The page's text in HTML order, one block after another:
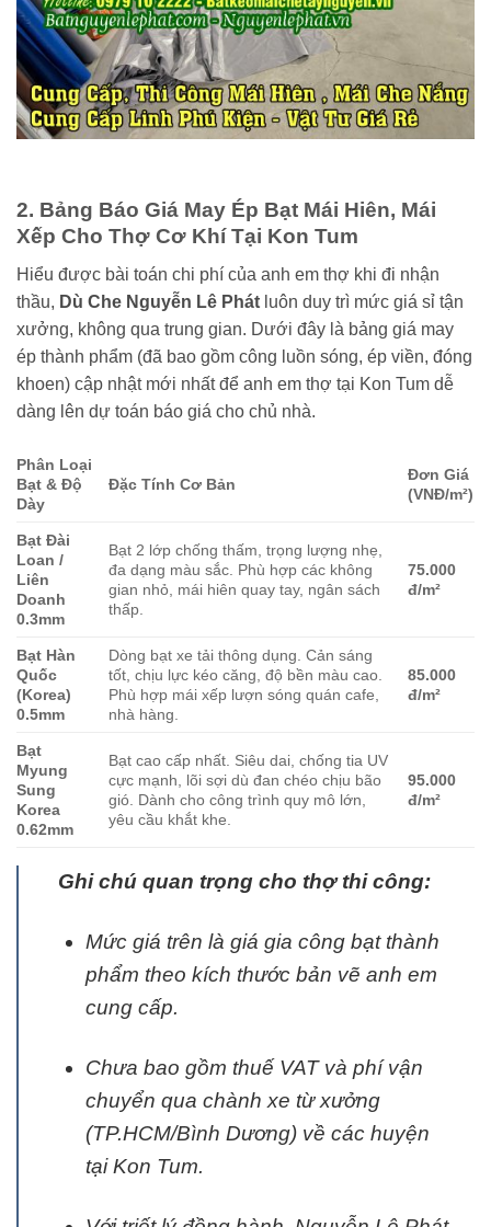
2. Bảng Báo Giá May Ép Bạt Mái Hiên, Mái
Xếp Cho Thợ Cơ Khí Tại Kon Tum
Hiểu được bài toán chi phí của anh em thợ khi đi nhận
thầu, Dù Che Nguyễn Lê Phát luôn duy trì mức giá sỉ tận
xưởng, không qua trung gian. Dưới đây là bảng giá may
ép thành phẩm (đã bao gồm công luồn sóng, ép viền, đóng
khoen) cập nhật mới nhất để anh em thợ tại Kon Tum dễ
dàng lên dự toán báo giá cho chủ nhà.
Phân Loại
Bạt & Độ
Dày
Đặc Tính Cơ Bản
Đơn Giá
(VNĐ/m²)
Bạt Đài
Loan /
Liên
Doanh
0.3mm
Bạt 2 lớp chống thấm, trọng lượng nhẹ,
đa dạng màu sắc. Phù hợp các không
gian nhỏ, mái hiên quay tay, ngân sách
thấp.
75.000
đ/m²
Bạt Hàn
Quốc
(Korea)
0.5mm
Dòng bạt xe tải thông dụng. Cản sáng
tốt, chịu lực kéo căng, độ bền màu cao.
Phù hợp mái xếp lượn sóng quán cafe,
nhà hàng.
85.000
đ/m²
Bạt
Myung
Sung
Korea
0.62mm
Bạt cao cấp nhất. Siêu dai, chống tia UV
cực mạnh, lõi sợi dù đan chéo chịu bão
gió. Dành cho công trình quy mô lớn,
yêu cầu khắt khe.
95.000
đ/m²
Ghi chú quan trọng cho thợ thi công:
Mức giá trên là giá gia công bạt thành
phẩm theo kích thước bản vẽ anh em
cung cấp.
Chưa bao gồm thuế VAT và phí vận
chuyển qua chành xe từ xưởng
(TP.HCM/Bình Dương) về các huyện
tại Kon Tum.